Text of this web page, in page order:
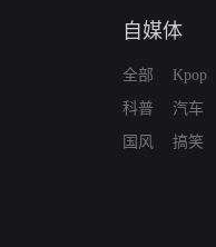
自媒体
全部
科普
国风
Kpop
汽车
搞笑